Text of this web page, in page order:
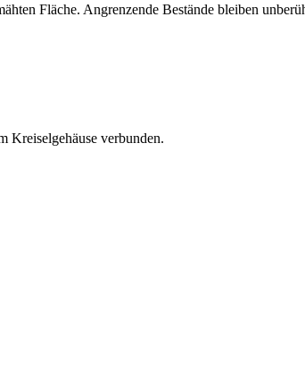
Fläche. Angrenzende Bestände bleiben
Kreiselgehäuse verbunden.